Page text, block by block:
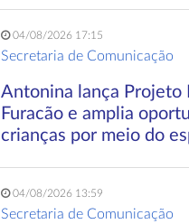
04/08/2026 17:15
Secretaria de Comunicação
Antonina lança Projeto
Furacão e amplia
crianças por meio do
04/08/2026 13:59
Secretaria de Comunicação